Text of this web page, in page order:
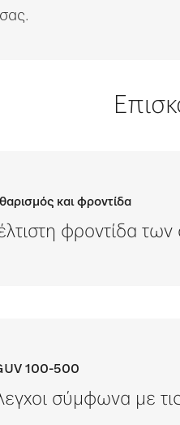
και φροντίδα
φροντίδα
100-500
σύμφωνα με